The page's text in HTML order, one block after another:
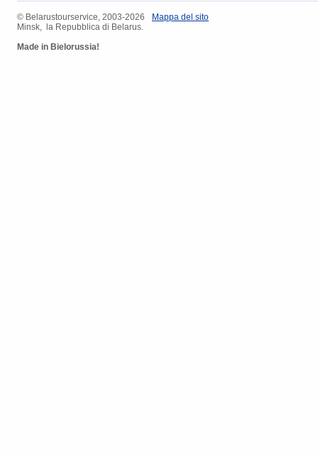
© ​Belarustourservice, 2003-2026
Minsk, la Repubblica di Belarus.
Made in Bielorussia!
​Mappa del sito